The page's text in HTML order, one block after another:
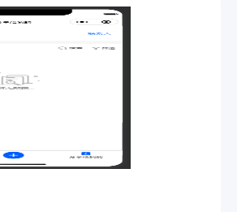
单管理（列表/详情商品明细、批量发
评价待审、控制台 KPI（待发货、今日兑
端统一鉴权（Token、可选 HMAC 验
据范围与插件化积分商城包
系统配置、菜单权限、数据修订恢复等